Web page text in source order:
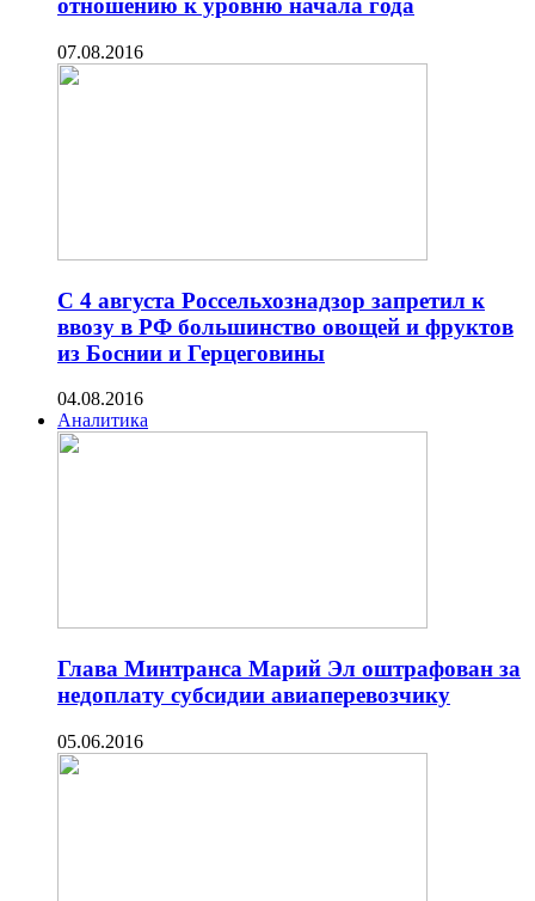
отношению к уровню начала года
07.08.2016
C 4 августа Россельхознадзор запретил к
ввозу в РФ большинство овощей и фруктов
из Боснии и Герцеговины
04.08.2016
Аналитика
Глава Минтранса Марий Эл оштрафован за
недоплату субсидии авиаперевозчику
05.06.2016